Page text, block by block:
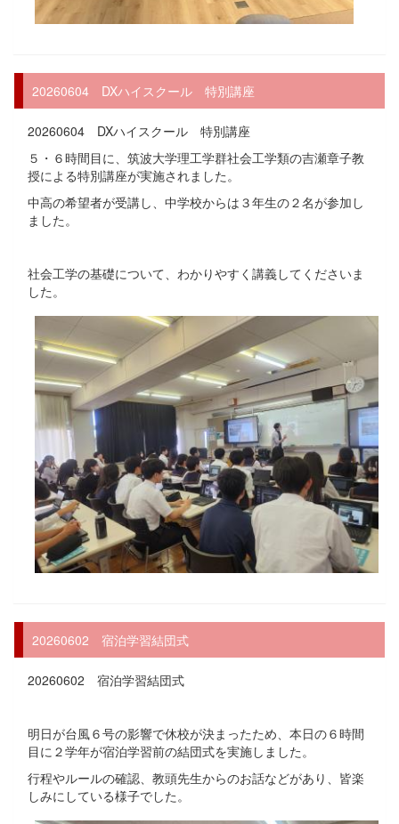
20260604 DXハイスクール 特別講座
20260604 DXハイスクール 特別講座
５・６時間目に、筑波大学理工学群社会工学類の吉瀬章子教
授による特別講座が実施されました。
中高の希望者が受講し、中学校からは３年生の２名が参加し
ました。
社会工学の基礎について、わかりやすく講義してくださいま
した。
20260602 宿泊学習結団式
20260602 宿泊学習結団式
明日が台風６号の影響で休校が決まったため、本日の６時間
目に２学年が宿泊学習前の結団式を実施しました。
行程やルールの確認、教頭先生からのお話などがあり、皆楽
しみにしている様子でした。